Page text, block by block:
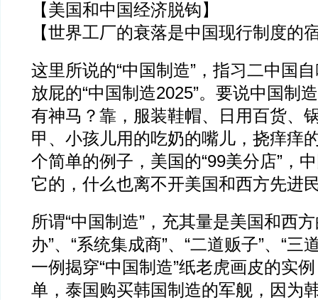
【美国和中国经济脱钩】
【世界工厂的衰落是中国现行制度的
这里所说的“中国制造”，指习二中国
放屁的“中国制造2025”。要说中国制
有神马？靠，服装鞋帽、日用百货、
甲、小孩儿用的吃奶的嘴儿，挠痒
个简单的例子，美国的“99美分店”，
它的，什么也离不开美国和西方先进
所谓“中国制造”，充其量是美国和西
办”、“系统集成商”、“二道贩子”、“三
一例揭穿“中国制造”纸老虎画皮的实
单，泰国购买韩国制造的军舰，因为